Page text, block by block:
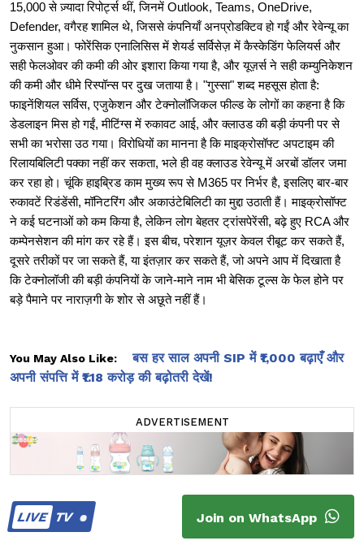
15,000 से ज़्यादा रिपोर्ट्स थीं, जिनमें Outlook, Teams, OneDrive,
Defender, वगैरह शामिल थे, जिससे कंपनियाँ अनप्रोडक्टिव हो गईं और रेवेन्यू का
नुकसान हुआ। फोरेंसिक एनालिसिस में शेयर्ड सर्विसेज़ में कैस्केडिंग फेलियर्स और
सही फेलओवर की कमी की ओर इशारा किया गया है, और यूज़र्स ने सही कम्युनिकेशन
की कमी और धीमे रिस्पॉन्स पर दुख जताया है। "गुस्सा" शब्द महसूस होता है:
फाइनेंशियल सर्विस, एजुकेशन और टेक्नोलॉजिकल फील्ड के लोगों का कहना है कि
डेडलाइन मिस हो गईं, मीटिंग्स में रुकावट आई, और क्लाउड की बड़ी कंपनी पर से
सभी का भरोसा उठ गया। विरोधियों का मानना ​​है कि माइक्रोसॉफ्ट अपटाइम की
रिलायबिलिटी पक्का नहीं कर सकता, भले ही वह क्लाउड रेवेन्यू में अरबों डॉलर जमा
कर रहा हो। चूंकि हाइब्रिड काम मुख्य रूप से M365 पर निर्भर है, इसलिए बार-बार
रुकावटें रिडंडेंसी, मॉनिटरिंग और अकाउंटेबिलिटी का मुद्दा उठाती हैं। माइक्रोसॉफ्ट
ने कई घटनाओं को कम किया है, लेकिन लोग बेहतर ट्रांसपेरेंसी, बढ़े हुए RCA और
कम्पेनसेशन की मांग कर रहे हैं। इस बीच, परेशान यूज़र केवल रीबूट कर सकते हैं,
दूसरे तरीकों पर जा सकते हैं, या इंतज़ार कर सकते हैं, जो अपने आप में दिखाता है
कि टेक्नोलॉजी की बड़ी कंपनियों के जाने-माने नाम भी बेसिक टूल्स के फेल होने पर
बड़े पैमाने पर नाराज़गी के शोर से अछूते नहीं हैं।
You May Also Like:
बस हर साल अपनी SIP में ₹1,000 बढ़ाएँ और
अपनी संपत्ति में ₹1.18 करोड़ की बढ़ोतरी देखें!
ADVERTISEMENT
LIVETV Join on WhatsApp